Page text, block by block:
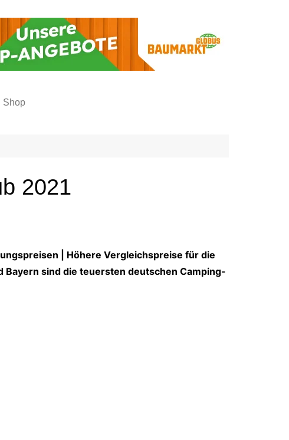
Shop
2021
| Höhere Vergleichspreise für die
sind die teuersten deutschen Camping-